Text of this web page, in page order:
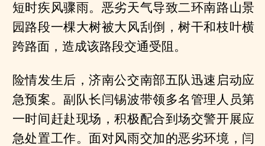
短时疾风骤雨。恶劣天气导致二环南路山景
园路段一棵大树被大风刮倒，树干和枝叶横
跨路面，造成该路段交通受阻。
险情发生后，济南公交南部五队迅速启动应
急预案。副队长闫锡波带领多名管理人员第
一时间赶赴现场，积极配合到场交警开展应
急处置工作。面对风雨交加的恶劣环境，闫